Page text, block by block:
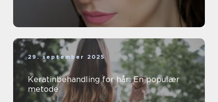
29. september 2025
Keratinbehandling for hår: En populær
metode